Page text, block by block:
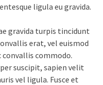
ligula eu gravida.
gravida turpis tincidunt
erat, vel euismod
commodo.
suscipit, sapien velit
vel ligula. Fusce et